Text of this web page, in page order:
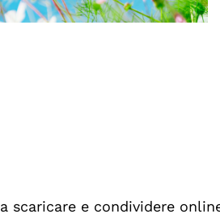
scaricare e condividere